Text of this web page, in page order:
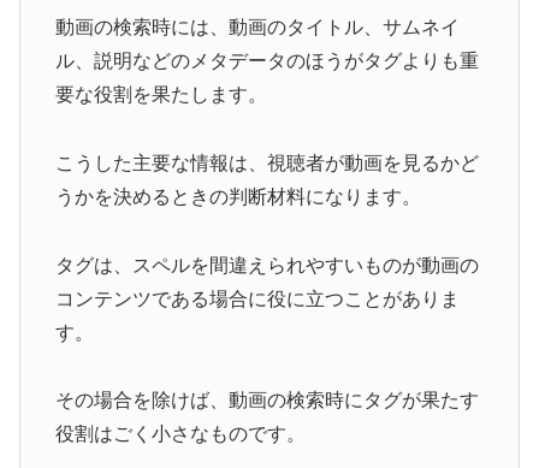
動画の検索時には、動画のタイトル、サムネイ
ル、説明などのメタデータのほうがタグよりも重
要な役割を果たします。
こうした主要な情報は、視聴者が動画を見るかど
うかを決めるときの判断材料になります。
タグは、スペルを間違えられやすいものが動画の
コンテンツである場合に役に立つことがありま
す。
その場合を除けば、動画の検索時にタグが果たす
役割はごく小さなものです。